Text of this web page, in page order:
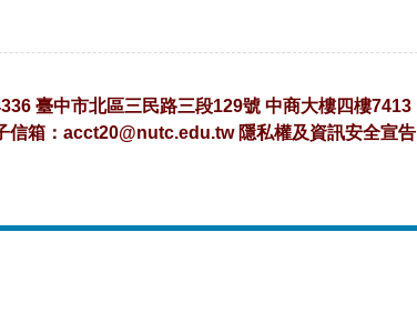
臺中市北區三民路三段129號 中商大樓四樓7413
信箱： acct20@nutc.edu.tw 隱私權及資訊安全宣告